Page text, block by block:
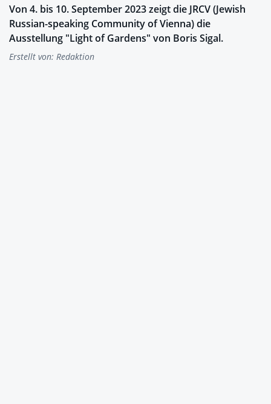
Von 4. bis 10. September 2023 zeigt die JRCV (Jewish
Russian-speaking Community of Vienna) die
Ausstellung "Light of Gardens" von Boris Sigal.
Erstellt von: Redaktion